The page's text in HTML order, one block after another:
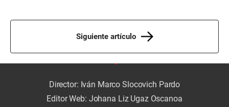
Siguiente artículo
Director: Iván Marco Slocovich Pardo
Editor Web: Johana Liz Ugaz Oscanoa